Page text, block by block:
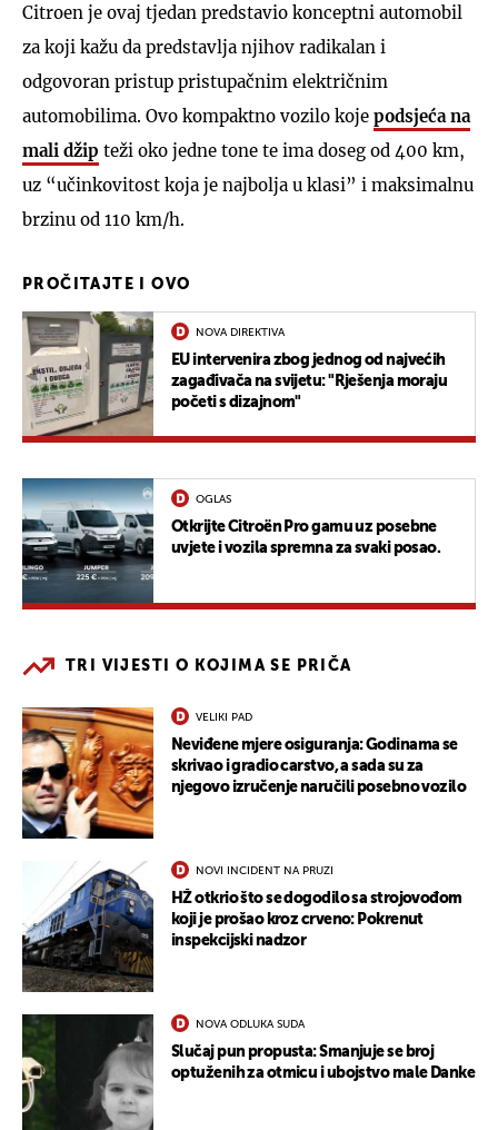
Citroen je ovaj tjedan predstavio konceptni automobil
za koji kažu da predstavlja njihov radikalan i
odgovoran pristup pristupačnim električnim
automobilima. Ovo kompaktno vozilo koje podsjeća na
mali džip teži oko jedne tone te ima doseg od 400 km,
uz “učinkovitost koja je najbolja u klasi” i maksimalnu
brzinu od 110 km/h.
PROČITAJTE I OVO
NOVA DIREKTIVA
EU intervenira zbog jednog od najvećih
zagađivača na svijetu: "Rješenja moraju
početi s dizajnom"
OGLAS
Otkrijte Citroën Pro gamu uz posebne
uvjete i vozila spremna za svaki posao.
TRI VIJESTI O KOJIMA SE PRIČA
VELIKI PAD
Neviđene mjere osiguranja: Godinama se
skrivao i gradio carstvo, a sada su za
njegovo izručenje naručili posebno vozilo
NOVI INCIDENT NA PRUZI
HŽ otkrio što se dogodilo sa strojovođom
koji je prošao kroz crveno: Pokrenut
inspekcijski nadzor
NOVA ODLUKA SUDA
Slučaj pun propusta: Smanjuje se broj
optuženih za otmicu i ubojstvo male Danke